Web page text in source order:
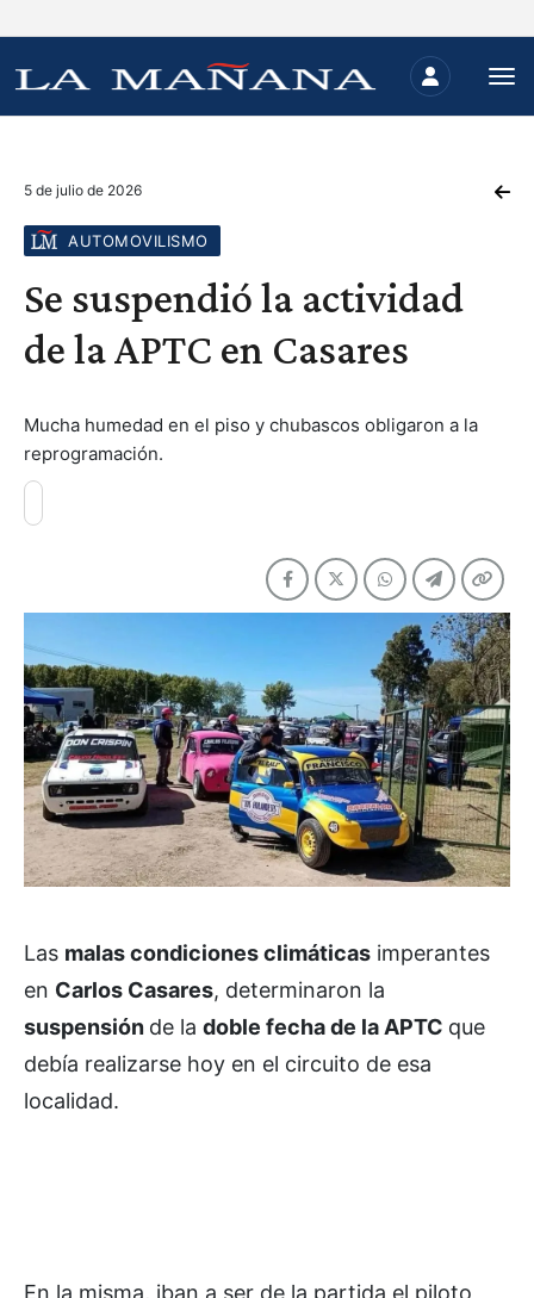
5 de julio de 2026
AUTOMOVILISMO
Se suspendió la actividad
de la APTC en Casares
Mucha humedad en el piso y chubascos obligaron a la
reprogramación.
Las malas condiciones climáticas imperantes
en Carlos Casares, determinaron la
suspensión de la doble fecha de la APTC que
debía realizarse hoy en el circuito de esa
localidad.
En la misma, iban a ser de la partida el piloto